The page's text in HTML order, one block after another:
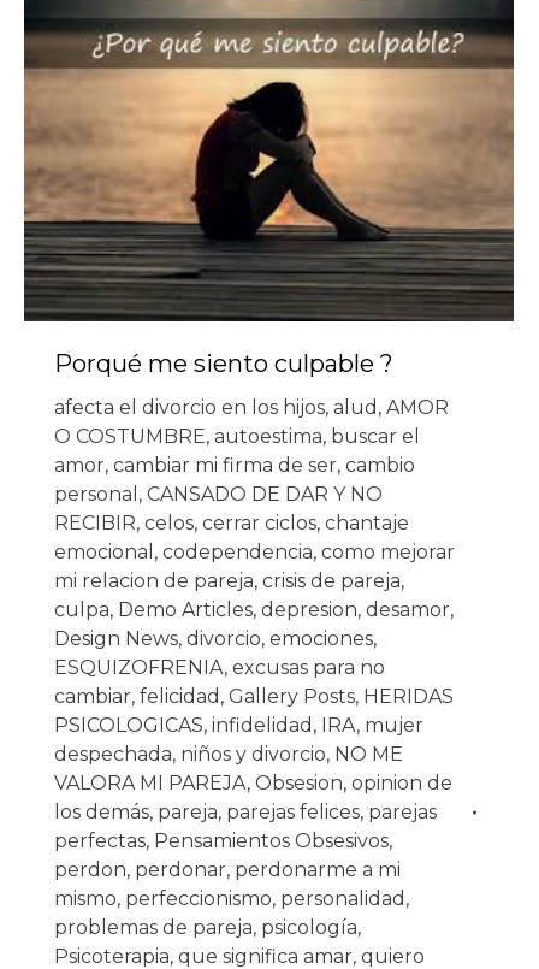
Porqué me siento culpable ?
afecta el divorcio en los hijos, alud , AMOR
O COSTUMBRE, autoestima, buscar el
amor, cambiar mi firma de ser, cambio
personal , CANSADO DE DAR Y NO
RECIBIR, celos, cerrar ciclos, chantaje
emocional , codependencia, como mejorar
mi relacion de pareja, crisis de pareja,
culpa, Demo Articles, depresion, desamor,
Design News, divorcio, emociones,
ESQUIZOFRENIA, excusas para no
cambiar, felicidad , Gallery Posts, HERIDAS
PSICOLOGICAS, infidelidad , IRA, mujer
despechada, niños y divorcio, NO ME
VALORA MI PAREJA, Obsesion, opinion de
los demás, pareja, parejas felices, parejas
perfectas, Pensamientos Obsesivos,
perdon, perdonar, perdonarme a mi
mismo, perfeccionismo, personalidad ,
problemas de pareja, psicología,
Psicoterapia, que significa amar, quiero